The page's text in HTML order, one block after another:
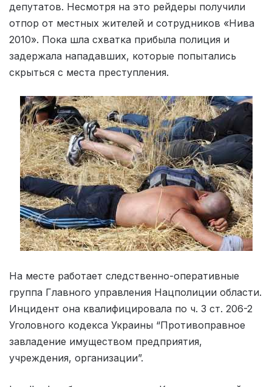
депутатов. Несмотря на это рейдеры получили
отпор от местных жителей и сотрудников «Нива
2010». Пока шла схватка прибыла полиция и
задержала нападавших, которые попытались
скрыться с места преступления.
На месте работает следственно-оперативные
группа Главного управления Нацполиции области.
Инцидент она квалифицировала по ч. 3 ст. 206-2
Уголовного кодекса Украины “Противоправное
завладение имуществом предприятия,
учреждения, организации”.